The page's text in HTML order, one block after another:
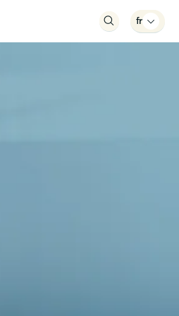
 fr 